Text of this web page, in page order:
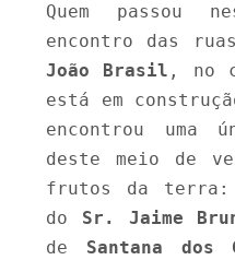
Quem passou
encontro das
João Brasil , no
está em
encontrou uma
deste meio de
frutos da terra:
do Sr. Jaime
de Santana dos